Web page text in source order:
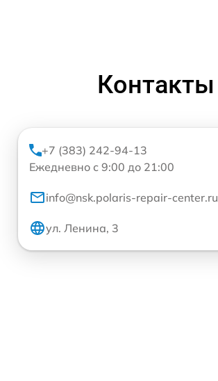
Контакты
+7 (383) 242-94-13
Ежедневно с 9:00 до 21:00
info@nsk.polaris-repair-center.ru
ул. Ленина, 3